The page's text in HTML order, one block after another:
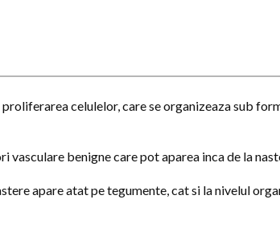
celulelor, care se organizeaza sub
vasculare benigne care pot aparea inca de la
apare atat pe tegumente, cat si la nivelul